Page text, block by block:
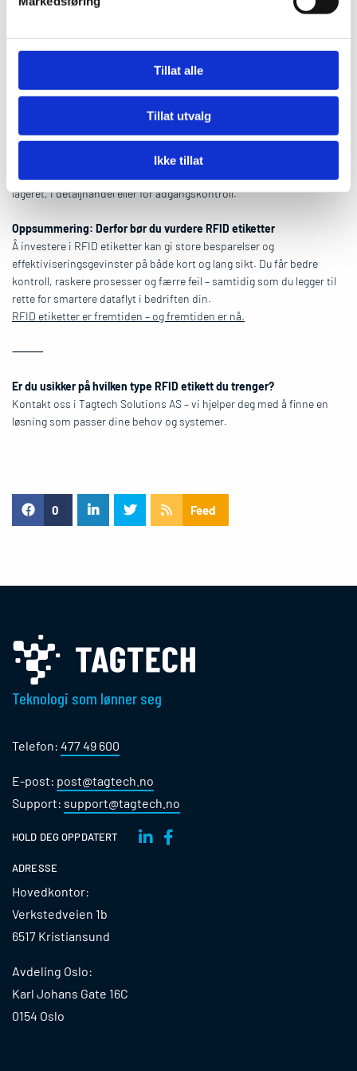
Tillat alle
Tillat utvalg
Ikke tillat
Det finnes mange typer RFID etiketter – fra enkle papirbaserte
etiketter for innendørs bruk til robuste, vann- og
temperaturbestandige merker for bruk i krevende miljøer. Valg av
riktig RFID etikett handler om å forstå behovet ditt:
• Skal etiketten tåle varme, kulde eller fukt?
• Er det krav til størrelse eller form?
Hos Tagtech Solutions AS hjelper vi deg med å finne riktige RFID
etiketter til ditt behov – enten du skal bruke dem i industrien, på
lageret, i detaljhandel eller for adgangskontroll.
Oppsummering: Derfor bør du vurdere RFID etiketter
Å investere i RFID etiketter kan gi store besparelser og
effektiviseringsgevinster på både kort og lang sikt. Du får bedre
kontroll, raskere prosesser og færre feil – samtidig som du legger til
rette for smartere dataflyt i bedriften din.
RFID etiketter er fremtiden – og fremtiden er nå.
⸻
Er du usikker på hvilken type RFID etikett du trenger?
Kontakt oss i Tagtech Solutions AS – vi hjelper deg med å finne en
løsning som passer dine behov og systemer.
0 Feed
Teknologi som lønner seg
Telefon: 477 49 600
E-post: post@tagtech.no
Support: support@tagtech.no
HOLD DEG OPPDATERT
ADRESSE
Hovedkontor:
Verkstedveien 1b
6517 Kristiansund
Avdeling Oslo:
Karl Johans Gate 16C
0154 Oslo